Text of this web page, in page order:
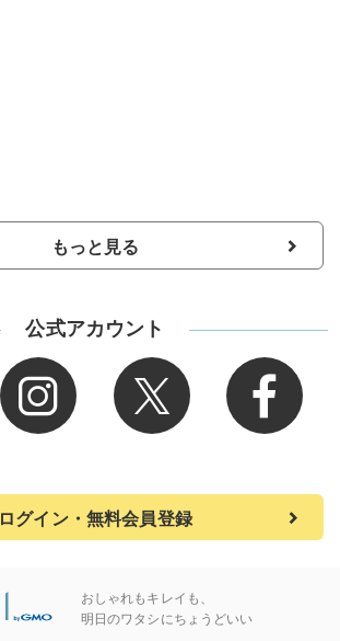
もっと見る
公式アカウント
ログイン・無料会員登録
おしゃれもキレイも、
明日のワタシにちょうどいい